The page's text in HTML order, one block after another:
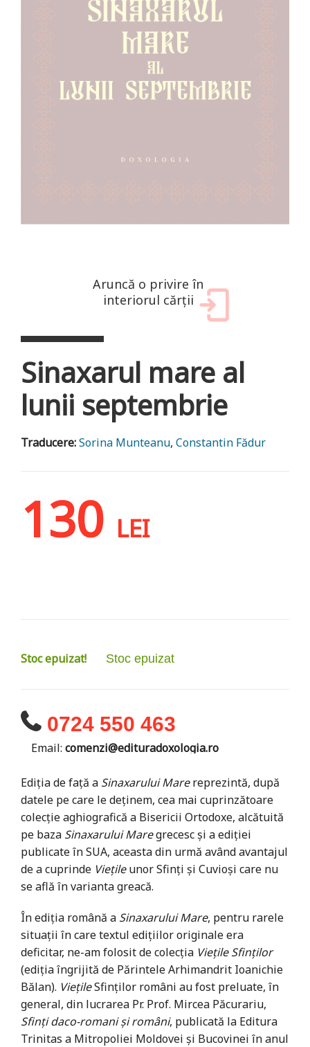
Aruncă o privire în
interiorul cărții
Sinaxarul mare al
lunii septembrie
Traducere:Sorina Munteanu, Constantin Fădur
130 LEI
Stoc epuizat! Stoc epuizat
0724 550 463
Email: comenzi@edituradoxologia.ro
Ediţia de faţă a Sinaxarului Marereprezintă, după
datele pe care le deţinem, cea mai cuprinzătoare
colecţie aghiografică a Bisericii Ortodoxe, alcătuită
pe baza Sinaxarului Maregrecesc şi a ediţiei
publicate în SUA, aceasta din urmă având avantajul
de a cuprinde Vieţileunor Sfinţi şi Cuvioşi care nu
se află în varianta greacă.
În ediţia română a Sinaxarului Mare, pentru rarele
situaţii în care textul ediţiilor originale era
deficitar, ne-am folosit de colecţia Vieţile Sfinţilor
(ediţia îngrijită de Părintele Arhimandrit Ioanichie
Bălan). VieţileSfinţilor români au fost preluate, în
general, din lucrarea Pr. Prof. Mircea Păcurariu,
Sfinţi daco-romani şi români, publicată la Editura
Trinitas a Mitropoliei Moldovei şi Bucovinei în anul